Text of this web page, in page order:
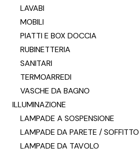
LAVABI
MOBILI
PIATTI E BOX DOCCIA
RUBINETTERIA
SANITARI
TERMOARREDI
VASCHE DA BAGNO
ILLUMINAZIONE
LAMPADE A SOSPENSIONE
LAMPADE DA PARETE / SOFFITTO
LAMPADE DA TAVOLO